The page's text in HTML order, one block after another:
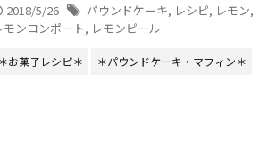
2018/5/26 パウンドケーキ, レシピ, レモン,
モンコンポート, レモンピール
＊お菓子レシピ＊ ＊パウンドケーキ・マフィン＊